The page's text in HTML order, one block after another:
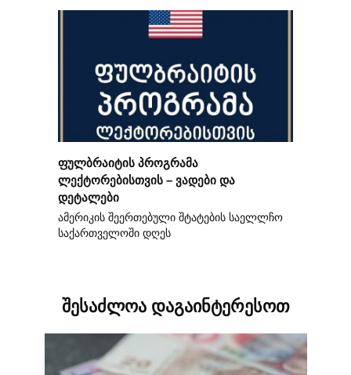
ფულბრაიტის პროგრამა
ლექტორებისთვის – ვადები და
დეტალები
ამერიკის შეერთებული შტატების საელლჩო
საქართველოში დღეს
შესაძლოა დაგაინტერესოთ